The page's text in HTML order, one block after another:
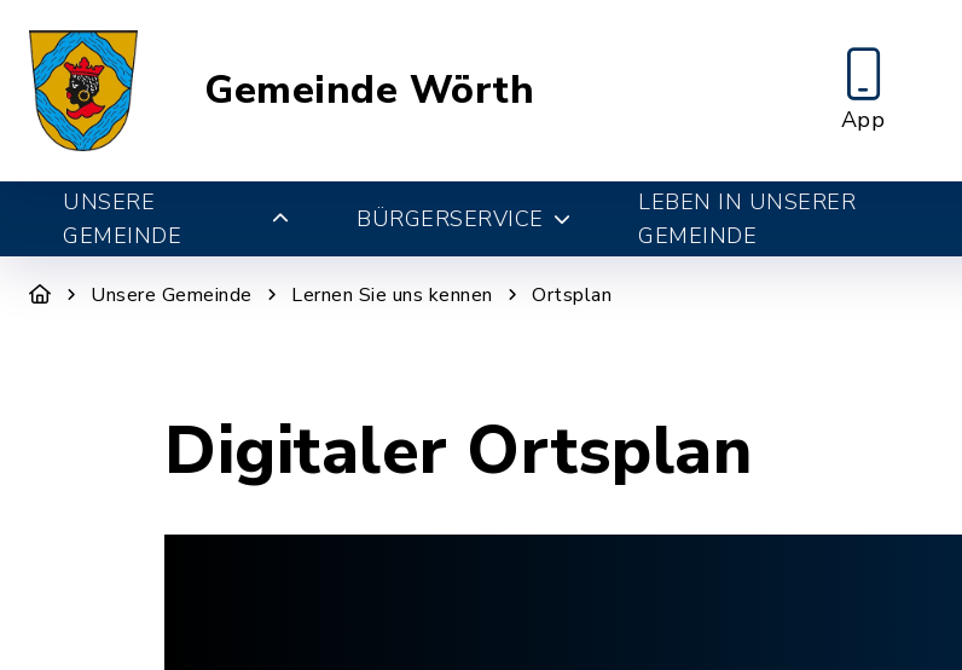
Gemeinde Wörth
App
UNSERE
GEMEINDE
BÜRGERSERVICE
LEBEN IN UNSERER
GEMEINDE
Unsere Gemeinde Lernen Sie uns kennen Ortsplan
Digitaler Ortsplan